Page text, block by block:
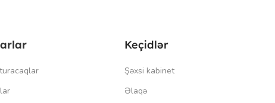
Keçidlər
Şəxsi kabinet
Əlaqə